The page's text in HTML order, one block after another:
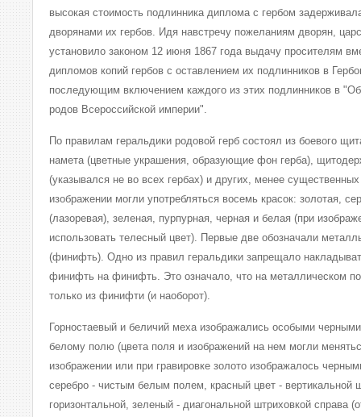
высокая стоимость подлинника диплома с гербом
дворянами их гербов. Идя навстречу пожеланиям дворян,
установило законом 12 июня 1867 года выдачу просителям
дипломов копий гербов с оставлением их подлинников в
последующим включением каждого из этих подлинников в
родов Всероссийской империи".
По правилам геральдики родовой герб состоял из боевого
намета (цветные украшения, образующие фон герба),
(указывался не во всех гербах) и других, менее
изображении могли употребляться восемь красок: золотая,
(лазоревая), зеленая, пурпурная, черная и белая (при
использовать телесный цвет). Первые две обозначали
(финифть). Одно из правил геральдики запрещало
финифть на финифть. Это означало, что на металлическом
только из финифти (и наоборот).
Горностаевый и беличий меха изображались особыми
белому полю (цвета поля и изображений на нем могли
изображении или при гравировке золото изображалось
серебро - чистым белым полем, красный цвет - вертикальной
горизонтальной, зеленый - диагональной штриховкой справа